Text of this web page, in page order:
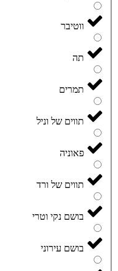
ווטיבר
תה
תמרים
תווים של וניל
פאוניה
תווים של ורד
בושם נקי וטרי
בושם עירוני